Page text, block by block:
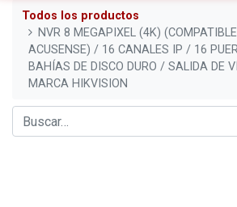
Todos los productos
NVR 8 MEGAPIXEL (4K)
ACUSENSE) / 16 CANALES IP / 16
BAHÍAS DE DISCO DURO / SALIDA DE
MARCA HIKVISION